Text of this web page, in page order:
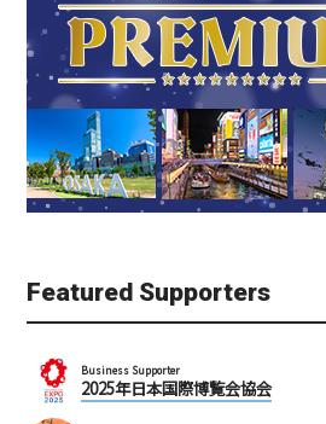
Featured Supporters
Business Supporter
2025年日本国際博覧会協会